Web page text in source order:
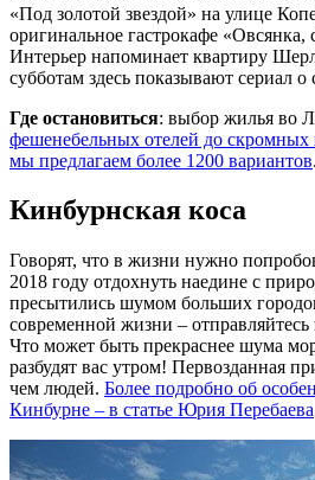
«Под золотой звездой» на улице
оригинальное гастрокафе «Овсянка,
Интерьер напоминает квартиру
субботам здесь показывают сериал
Где остановиться: выбор жилья во
фешенебельных отелей до скромных
мы предлагаем более 1200 вариантов.
Кинбурнская коса
Говорят, что в жизни нужно
2018 году отдохнуть наедине с
пресытились шумом больших
современной жизни – отправляйтесь
Что может быть прекраснее шума
разбудят вас утром! Первозданная
чем людей. Более подробно об
Кинбурне – в статье Юрия Перебаева